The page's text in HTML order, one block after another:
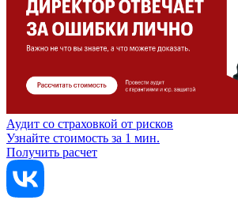
Аудит со страховкой от рисков
Узнайте стоимость за 1 мин.
Получить расчет